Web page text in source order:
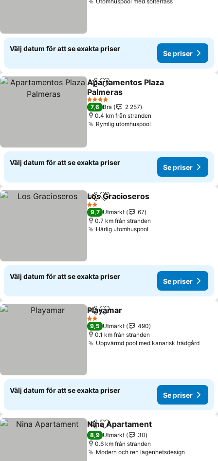
Se priser
Välj datum för att se exakta priser
Se priser
Dela Lägg till i Mina Favoriter
Apartamentos Plaza
Palmeras
Se priser
4 Stjärnor
7,6 Bra
2 257
0.4 km från stranden
Rymlig utomhuspool
Välj datum för att se exakta priser
Se priser
Dela Lägg till i Mina Favoriter
Los Gracioseros
2 Stjärnor
9,7 Utmärkt
67
0.7 km från stranden
Härlig utomhuspool
Välj datum för att se exakta priser
Se priser
Dela Lägg till i Mina Favoriter
Playamar
2 Stjärnor
9,5 Utmärkt
490
0.1 km från stranden
Uppvärmd pool med kanarisk trädgårdSe
Välj datum för att se exakta priser
Se priser
Dela Lägg till i Mina Favoriter
Nina Apartament
8,9 Utmärkt
30
0.6 km från stranden
Modern och ren lägenhetsdesign